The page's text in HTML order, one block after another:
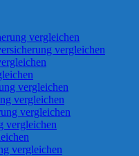
vergleichen
vergleichen
vergleichen
vergleichen
vergleichen
vergleichen
vergleichen